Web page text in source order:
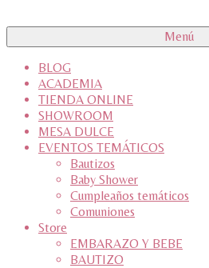
Menú
BLOG
ACADEMIA
TIENDA ONLINE
SHOWROOM
MESA DULCE
EVENTOS TEMÁTICOS
Bautizos
Baby Shower
Cumpleaños temáticos
Comuniones
Store
EMBARAZO Y BEBE
BAUTIZO